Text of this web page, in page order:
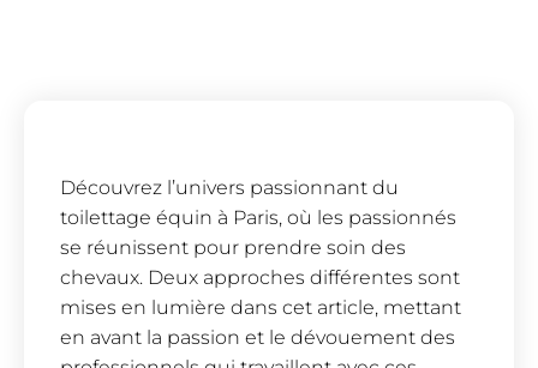
Découvrez l’univers passionnant du
toilettage équin à Paris, où les passionnés
se réunissent pour prendre soin des
chevaux. Deux approches différentes sont
mises en lumière dans cet article, mettant
en avant la passion et le dévouement des